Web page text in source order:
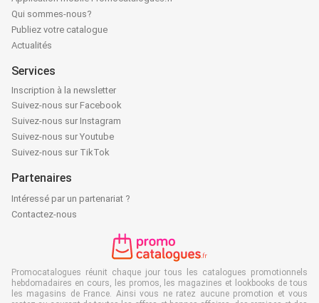
Qui sommes-nous?
Publiez votre catalogue
Actualités
Services
Inscription à la newsletter
Suivez-nous sur Facebook
Suivez-nous sur Instagram
Suivez-nous sur Youtube
Suivez-nous sur TikTok
Partenaires
Intéressé par un partenariat ?
Contactez-nous
Promocatalogues réunit chaque jour tous les catalogues promotionnels
hebdomadaires en cours, les promos, les magazines et lookbooks de tous
les magasins de France. Ainsi vous ne ratez aucune promotion et vous